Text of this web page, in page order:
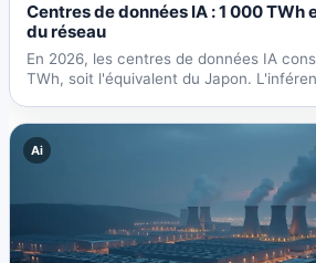
Centres de données IA : 1 000 TWh
du réseau
En 2026, les centres de données IA
TWh, soit l'équivalent du Japon.
Ai